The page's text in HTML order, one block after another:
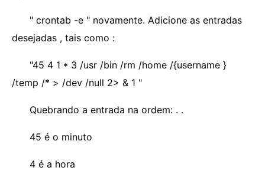
" crontab -e " novamente. Adicione as entradas
desejadas , tais como :
"45 4 1 * 3 /usr /bin /rm /home /{username }
/temp /* > /dev /null 2> & 1 "
Quebrando a entrada na ordem: . .
45 é o minuto
4 é a hora